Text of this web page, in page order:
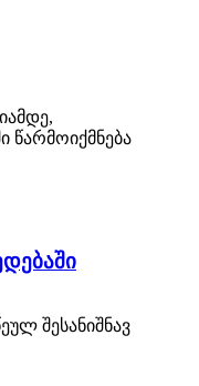
წარმოიქმნება
შესანიშნავ